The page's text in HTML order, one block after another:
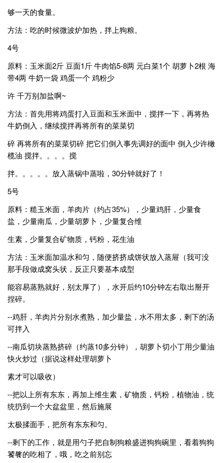
够一天的食量。
方法：吃的时候微波炉加热，拌上狗粮。
4号
原料：玉米面2斤 豆面1斤 牛肉馅5-8两 元白菜1个 胡萝卜2根 海
带4两 牛奶一袋 鸡蛋一个 鸡粉少
许 千万别加盐啊~
方法：首先用将鸡蛋打入豆面和玉米面中，搅拌一下，再将热
牛奶倒入，继续搅拌再将所有的菜菜切
碎 再将所有的菜菜切碎 把它们倒入事先调好的面中 倒入少许橄
榄油 搅拌。。。。搅
拌。。。。。放入蒸锅中蒸啦，30分钟就好了！
5号
原料：糙玉米面，羊肉片（约占35%），少量鸡肝，少量食
盐，少量南瓜，少量胡萝卜，少量复合维
生素，少量复合矿物质，钙粉，花生油
方法：玉米面加温水和匀，随便挤挤成饼状放入蒸屉（我可没
那手段做成窝头状，反正只要基本成型
能容易蒸熟就好，别太厚了），水开后约10分钟左右取出掰开
捏碎。
--鸡肝，羊肉片分别水煮熟，加少量盐，水不用太多，剩下的汤
可拌入
--南瓜切块蒸熟挤碎（约蒸10多分钟），胡萝卜切小丁用少量油
快火炒过（据说这样处理胡萝卜
素才可以吸收）
--把以上所有东东，再加上维生素，矿物质，钙粉，植物油，统
统扔到一个大盆盆里，然后施展
太极揉面手，把所有东东和匀。
--剩下的工作，就是用勺子把自制狗粮盛进狗狗碗里，看着狗狗
饕餮的吃相了，哦，吃之前别忘